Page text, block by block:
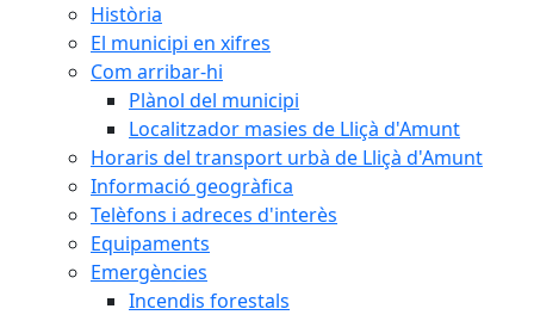
Història
El municipi en xifres
Com arribar-hi
Plànol del municipi
Localitzador masies de Lliçà d'Amunt
Horaris del transport urbà de Lliçà d'Amunt
Informació geogràfica
Telèfons i adreces d'interès
Equipaments
Emergències
Incendis forestals